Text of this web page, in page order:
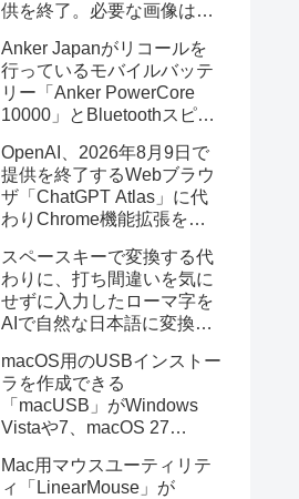
供を終了。必要な画像は期
Anker Japanがリコールを
行っているモバイルバッテ
リー「Anker PowerCore
10000」とBluetoothスピー
辺を焼損する火災が6月に3
件発生していたそうなので
注意を。
OpenAI、2026年8月9日で
提供を終了するWebブラウ
ザ「ChatGPT Atlas」に代
わりChrome機能拡張をア
画の質問やAsk ChatGPT機
能を追加。
スペースキーで変換する代
わりに、打ち間違いを気に
せずに入力したローマ字を
AIで自然な日本語に変換し
力アプリ「Nospace」がリ
リース。
macOS用のUSBインストー
ラを作成できる
「macUSB」がWindows
Vistaや7、macOS 27
トーラの作成に対応。
Mac用マウスユーティリテ
ィ「LinearMouse」が